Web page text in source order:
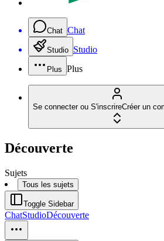
Chat Chat
Studio Studio
Plus Plus
Se connecter ou S'inscrireCréer un
Découverte
Sujets
Tous les sujets
Toggle Sidebar
ChatStudioDécouverte